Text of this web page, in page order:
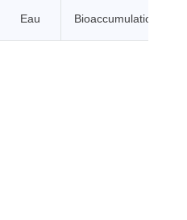
Eau Bioaccumulation BCF